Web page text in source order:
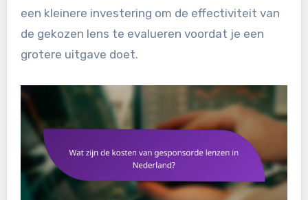
een kleinere investering om de effectiviteit van
de gekozen lens te evalueren voordat je een
grotere uitgave doet.